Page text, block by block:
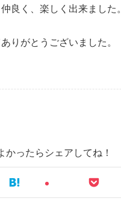
良く、楽しく出来ました。
りがとうございました。
かったらシェアしてね！